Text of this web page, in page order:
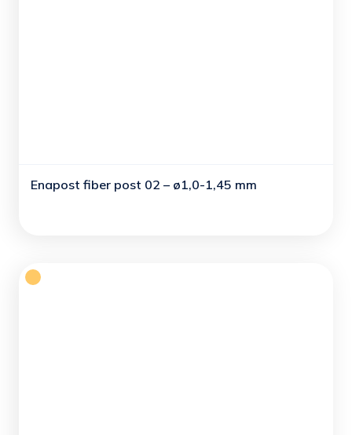
Enapost fiber post 02 – ø1,0-1,45 mm